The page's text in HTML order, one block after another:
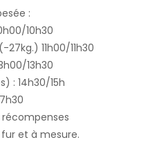
:
10h30
11h00/11h30
13h30
: 14h30/15h
récompenses
et à mesure.